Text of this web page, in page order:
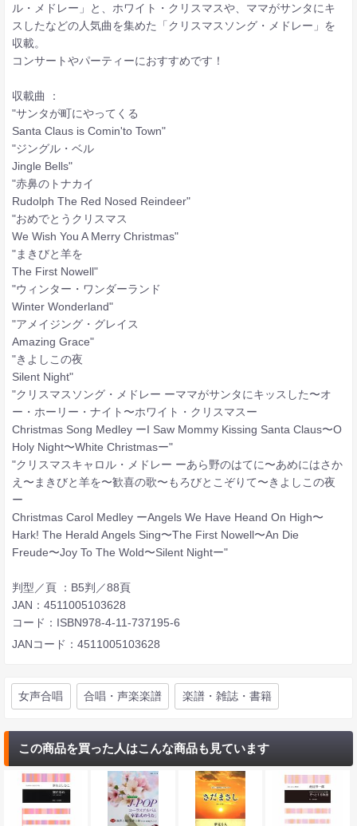
ル・メドレー」と、ホワイト・クリスマスや、ママがサンタにキ
スしたなどの人気曲を集めた「クリスマスソング・メドレー」を
収載。
コンサートやパーティーにおすすめです！
収載曲 ：
"サンタが町にやってくる
Santa Claus is Comin'to Town"
"ジングル・ベル
Jingle Bells"
"赤鼻のトナカイ
Rudolph The Red Nosed Reindeer"
"おめでとうクリスマス
We Wish You A Merry Christmas"
"まきびと羊を
The First Nowell"
"ウィンター・ワンダーランド
Winter Wonderland"
"アメイジング・グレイス
Amazing Grace"
"きよしこの夜
Silent Night"
"クリスマスソング・メドレー ーママがサンタにキッスした〜オ
ー・ホーリー・ナイト〜ホワイト・クリスマスー
Christmas Song Medley ーI Saw Mommy Kissing Santa Claus〜O
Holy Night〜White Christmasー"
"クリスマスキャロル・メドレー ーあら野のはてに〜あめにはさか
え〜まきびと羊を〜歓喜の歌〜もろびとこぞりて〜きよしこの夜
ー
Christmas Carol Medley ーAngels We Have Heand On High〜
Hark! The Herald Angels Sing〜The First Nowell〜An Die
Freude〜Joy To The Wold〜Silent Nightー"
判型／頁 ：B5判／88頁
JAN：4511005103628
コード：ISBN978-4-11-737195-6
JANコード：4511005103628
女声合唱 合唱・声楽楽譜 楽譜・雑誌・書籍
この商品を買った人はこんな商品も見ています